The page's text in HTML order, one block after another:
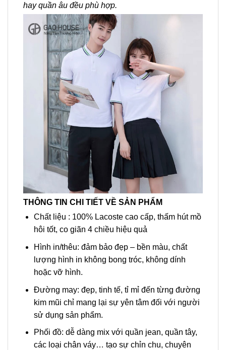
hay quần âu đều phù hợp.
THÔNG TIN CHI TIẾT VỀ SẢN PHẨM
Chất liệu : 100% Lacoste cao cấp, thấm hút mồ
hôi tốt, co giãn 4 chiều hiệu quả
Hình in/thêu: đảm bảo đẹp – bền màu, chất
lượng hình in không bong tróc, không dính
hoặc vỡ hình.
Đường may: đẹp, tinh tế, tỉ mỉ đến từng đường
kim mũi chỉ mang lại sự yên tâm đối với người
sử dụng sản phẩm.
Phối đồ: dễ dàng mix với quần jean, quần tây,
các loại chân váy… tạo sự chỉn chu, chuyên